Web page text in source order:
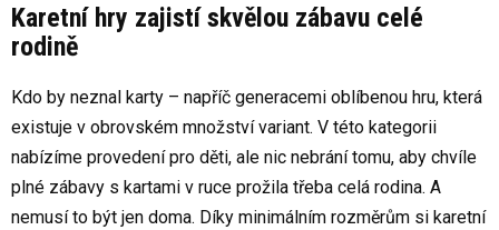
Karetní hry zajistí skvělou zábavu celé
rodině
Kdo by neznal karty – napříč generacemi oblíbenou hru, která
existuje v obrovském množství variant. V této kategorii
nabízíme provedení pro děti, ale nic nebrání tomu, aby chvíle
plné zábavy s kartami v ruce prožila třeba celá rodina. A
nemusí to být jen doma. Díky minimálním rozměrům si karetní